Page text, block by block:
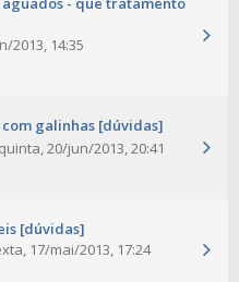
2013, 14:35
galinhas [dúvidas]
quinta, 20/jun/2013, 20:41
[dúvidas]
17/mai/2013, 17:24